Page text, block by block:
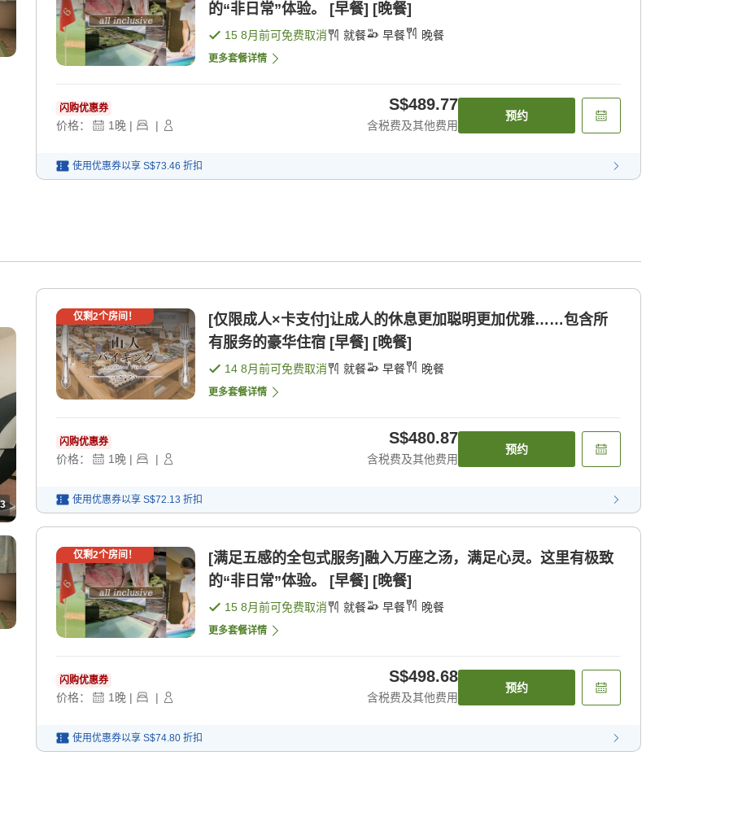
的“非日常”体验。 [早餐] [晚餐]
15 8月前可免费取消 就餐 早餐 晚餐
更多套餐详情
闪购优惠券
价格： 1晚 | |
S$489.77
含税费及其他费用
预约
使用优惠券以享 S$73.46 折扣
3
仅剩2个房间！
[仅限成人×卡支付]让成人的休息更加聪明更加优雅……包含所
有服务的豪华住宿 [早餐] [晚餐]
14 8月前可免费取消 就餐 早餐 晚餐
更多套餐详情
闪购优惠券
价格： 1 晚 | |
S$480.87
含税费及其他费用
预约
使用优惠券以享 S$72.13 折扣
仅剩2个房间！
[满足五感的全包式服务]融入万座之汤，满足心灵。这里有极致
的“非日常”体验。 [早餐] [晚餐]
15 8月前可免费取消 就餐 早餐 晚餐
更多套餐详情
闪购优惠券
价格： 1 晚 | |
S$498.68
含税费及其他费用
预约
使用优惠券以享 S$74.80 折扣